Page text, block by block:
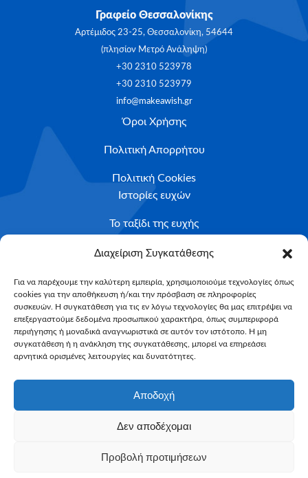
Διαχείριση Συγκατάθεσης
Για να παρέχουμε την καλύτερη εμπειρία, χρησιμοποιούμε τεχνολογίες όπως
cookies για την αποθήκευση ή/και την πρόσβαση σε πληροφορίες
συσκευών. Η συγκατάθεση για τις εν λόγω τεχνολογίες θα μας επιτρέψει να
επεξεργαστούμε δεδομένα προσωπικού χαρακτήρα, όπως συμπεριφορά
περιήγησης ή μοναδικά αναγνωριστικά σε αυτόν τον ιστότοπο. Η μη
συγκατάθεση ή η ανάκληση της συγκατάθεσης, μπορεί να επηρεάσει
αρνητικά ορισμένες λειτουργίες και δυνατότητες.
Αποδοχή
Δεν αποδέχομαι
Προβολή προτιμήσεων
Γραφείο Θεσσαλονίκης
Αρτέμιδος 23-25, Θεσσαλονίκη, 54644
(πλησίον Μετρό Ανάληψη)
+30 2310 523978
+30 2310 523979
info@makeawish.gr
Όροι Χρήσης
Πολιτική Απορρήτου
Πολιτική Cookies
Ιστορίες ευχών
Το ταξίδι της ευχής
Κριτήρια Καταλληλότητας
Υποβολή Αιτήματος
NEWSLETTER
Email*
All Rights Reserved